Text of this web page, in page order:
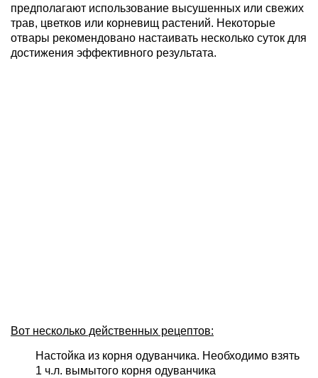
предполагают использование высушенных или свежих
трав, цветков или корневищ растений. Некоторые
отвары рекомендовано настаивать несколько суток для
достижения эффективного результата.
Вот несколько действенных рецептов:
Настойка из корня одуванчика. Необходимо взять
1 ч.л. вымытого корня одуванчика